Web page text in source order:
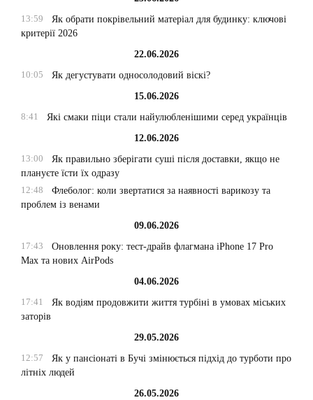
13:59
Як обрати покрівельний матеріал для будинку: ключові
критерії 2026
22.06.2026
10:05
Як дегустувати односолодовий віскі?
15.06.2026
8:41
Які смаки піци стали найулюбленішими серед українців
12.06.2026
13:00
Як правильно зберігати суші після доставки, якщо не
плануєте їсти їх одразу
12:48
Флеболог: коли звертатися за наявності варикозу та
проблем із венами
09.06.2026
17:43
Оновлення року: тест-драйв флагмана iPhone 17 Pro
Max та нових AirPods
04.06.2026
17:41
Як водіям продовжити життя турбіні в умовах міських
заторів
29.05.2026
12:57
Як у пансіонаті в Бучі змінюється підхід до турботи про
літніх людей
26.05.2026